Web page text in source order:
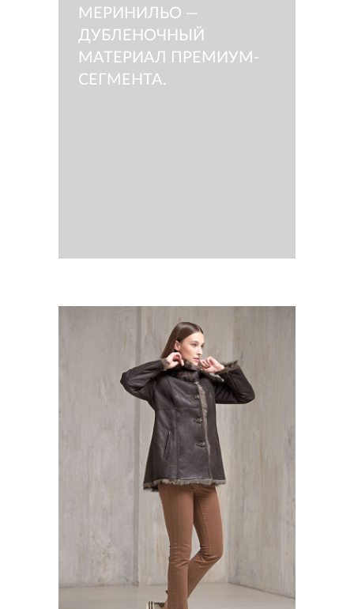
МЕРИНИЛЬО —
ДУБЛЕНОЧНЫЙ
МАТЕРИАЛ ПРЕМИУМ-
СЕГМЕНТА.